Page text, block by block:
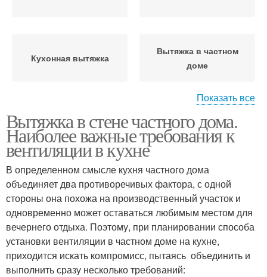
Кухонная вытяжка
Вытяжка в частном
доме
Работы на кухне
Показать все
Вытяжка в стене частного дома.
Наиболее важные требования к
вентиляции в кухне
В определенном смысле кухня частного дома
объединяет два противоречивых фактора, с одной
стороны она похожа на производственный участок и
одновременно может оставаться любимым местом для
вечернего отдыха. Поэтому, при планировании способа
установки вентиляции в частном доме на кухне,
приходится искать компромисс, пытаясь объединить и
выполнить сразу несколько требований: